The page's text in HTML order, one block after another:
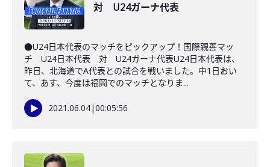
対 U24ガーナ代表
●U24日本代表のマッチをピックアップ！国際親善マッ
チ U24日本代表 対 U24ガーナ代表U24日本代表は、
昨日、北海道でA代表との試合を戦いました。中1日おい
て、あす、今度は福岡でのマッチとなりま...
2021.06.04|00:05:56